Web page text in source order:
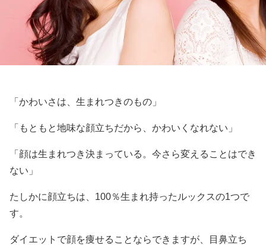
「かわいさは、生まれつきのもの」
「もともと地味な顔立ちだから、かわいくなれない」
「顔は生まれつき決まっている。今さら変えることはでき
ない」
たしかに顔立ちは、100％生まれ持ったルックスの1つで
す。
ダイエットで顔を痩せることならできますが、目鼻立ち